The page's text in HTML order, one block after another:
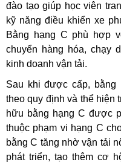
đào tạo giúp học viên
kỹ năng điều khiển xe
Bằng hạng C phù hợp
chuyển hàng hóa, chạy
kinh doanh vận tải.
Sau khi được cấp,
theo quy định và thể hiện
hữu bằng hạng C được
thuộc phạm vi hạng C
bằng C tăng nhờ vận tải
phát triển, tạo thêm cơ